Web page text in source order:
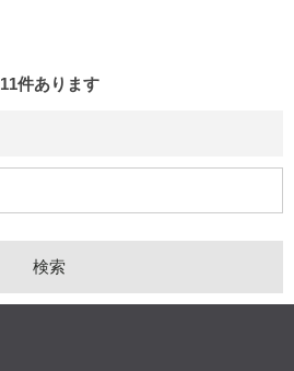
11件あります